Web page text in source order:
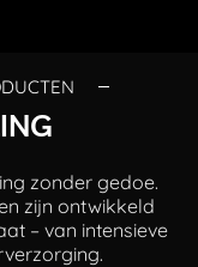
zonder gedoe.
zijn ontwikkeld
– van intensieve